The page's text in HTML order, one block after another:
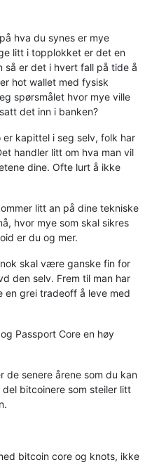
hva du synes er mye
litt i topplokket er det en
så er det i hvert fall på tide å
hot wallet med fysisk
spørsmålet hvor mye ville
det inn i banken?
kapittel i seg selv, folk har
handler litt om hva man vil
dine. Ofte lurt å ikke
litt an på dine tekniske
hvor mye som skal sikres
er du og mer.
skal være ganske fin for
den selv. Frem til man har
grei tradeoff å leve med
Passport Core en høy
de senere årene som du kan
bitcoinere som steiler litt
bitcoin core og knots, ikke